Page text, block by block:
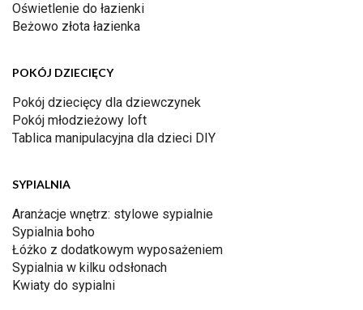
Oświetlenie do łazienki
Beżowo złota łazienka
POKÓJ DZIECIĘCY
Pokój dziecięcy dla dziewczynek
Pokój młodzieżowy loft
Tablica manipulacyjna dla dzieci DIY
SYPIALNIA
Aranżacje wnętrz: stylowe sypialnie
Sypialnia boho
Łóżko z dodatkowym wyposażeniem
Sypialnia w kilku odsłonach
Kwiaty do sypialni